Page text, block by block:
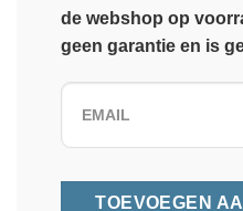
de webshop op
geen garantie en is